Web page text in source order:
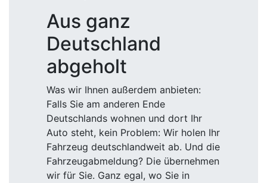
Aus ganz
Deutschland
abgeholt
Was wir Ihnen außerdem anbieten:
Falls Sie am anderen Ende
Deutschlands wohnen und dort Ihr
Auto steht, kein Problem: Wir holen Ihr
Fahrzeug deutschlandweit ab. Und die
Fahrzeugabmeldung? Die übernehmen
wir für Sie. Ganz egal, wo Sie in